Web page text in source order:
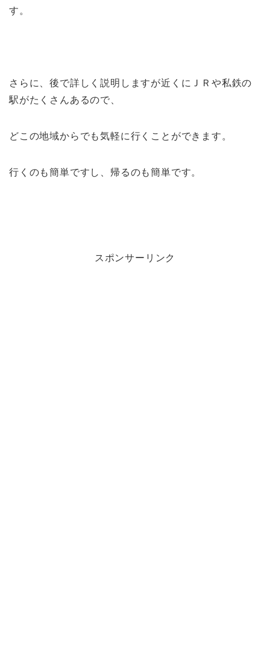
す。
さらに、後で詳しく説明しますが近くにＪＲや私鉄の
駅がたくさんあるので、
どこの地域からでも気軽に行くことができます。
行くのも簡単ですし、帰るのも簡単です。
スポンサーリンク